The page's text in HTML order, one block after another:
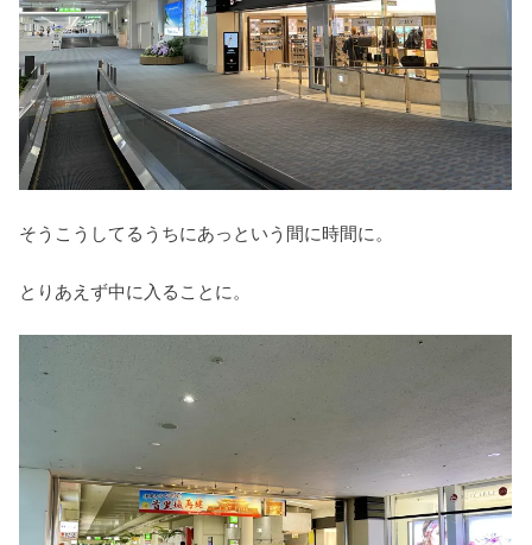
そうこうしてるうちにあっという間に時間に。
とりあえず中に入ることに。